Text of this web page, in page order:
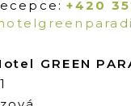
+420
GREEN